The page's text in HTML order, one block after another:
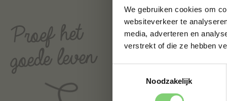
We gebruiken cookies om
websiteverkeer te
media, adverteren en
verstrekt of die ze hebben
Noodzakelijk
Natuurlijk kan je ook
gerelateerde producten
Maandactie:
€200,-: 1 x pakje
: 1 x pakje